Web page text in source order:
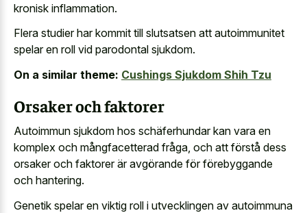
kronisk inflammation.
Flera studier har kommit till slutsatsen att autoimmunitet
spelar en roll vid parodontal sjukdom.
On a similar theme: Cushings Sjukdom Shih Tzu
Orsaker och faktorer
Autoimmun sjukdom hos schäferhundar kan vara en
komplex och mångfacetterad fråga, och att förstå dess
orsaker och faktorer är avgörande för förebyggande
och hantering.
Genetik spelar en viktig roll i utvecklingen av autoimmuna